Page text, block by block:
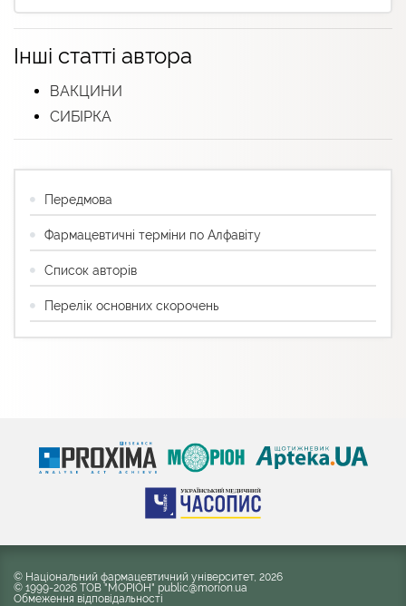
Інші статті автора
ВАКЦИНИ
СИБІРКА
Передмова
Фармацевтичні терміни по Алфавіту
Список авторів
Перелік основних скорочень
© Національний фармацевтичний університет, 2026
© 1999-2026 ТОВ "МОРІОН" public@morion.ua
Обмеження відповідальності